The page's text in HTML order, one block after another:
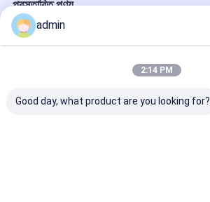
প্রস্তাবিত পণ্য
admin
2:14 PM
Good day, what product are you looking for?